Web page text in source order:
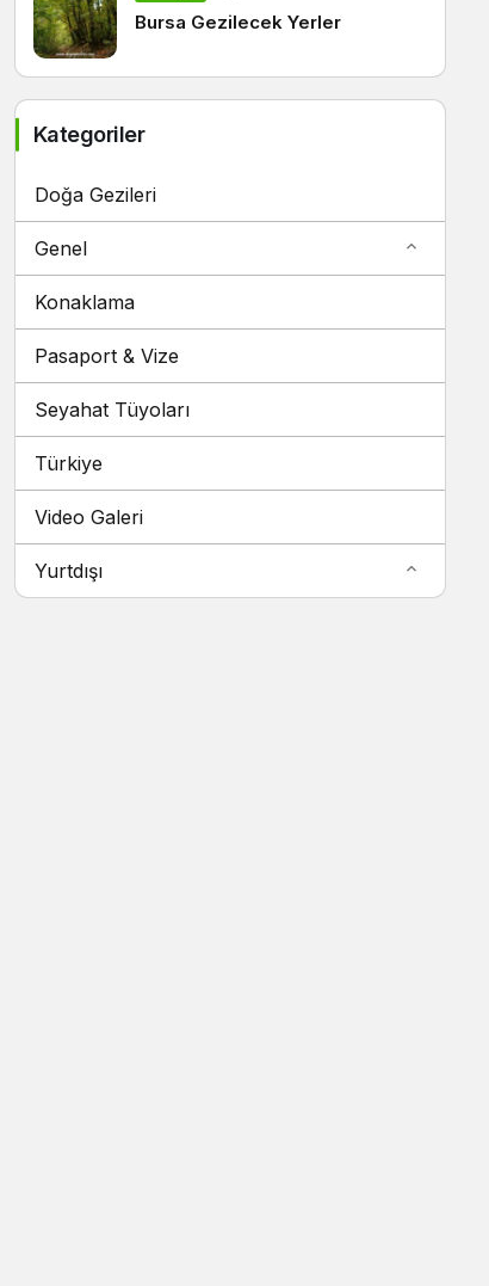
Bursa Gezilecek Yerler
Kategoriler
Doğa Gezileri
Genel
Konaklama
Pasaport & Vize
Seyahat Tüyoları
Türkiye
Video Galeri
Yurtdışı